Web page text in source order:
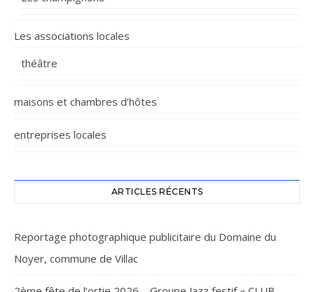
Les associations locales
théâtre
maisons et chambres d’hôtes
entreprises locales
ARTICLES RÉCENTS
Reportage photographique publicitaire du Domaine du
Noyer, commune de Villac